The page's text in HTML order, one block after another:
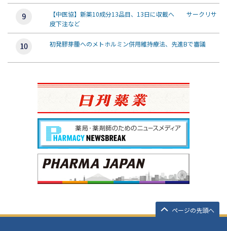
【中医協】新薬10成分13品目、13日に収載へ サークリサ
皮下注など
初発膠芽腫へのメトホルミン併用維持療法、先進Bで審議
ページの先頭へ